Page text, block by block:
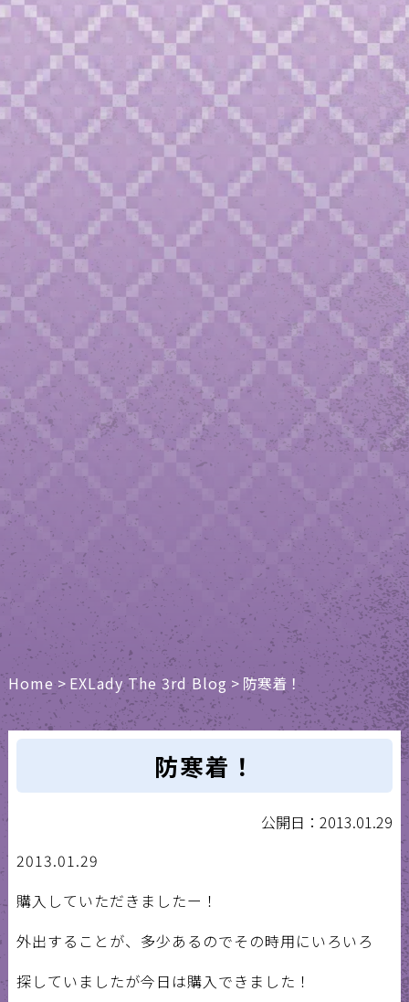
Home> EXLady The 3rd Blog> 防寒着！
防寒着！
公開日：2013.01.29
2013.01.29
購入していただきましたー！
外出することが、多少あるのでその時用にいろいろ
探していましたが今日は購入できました！